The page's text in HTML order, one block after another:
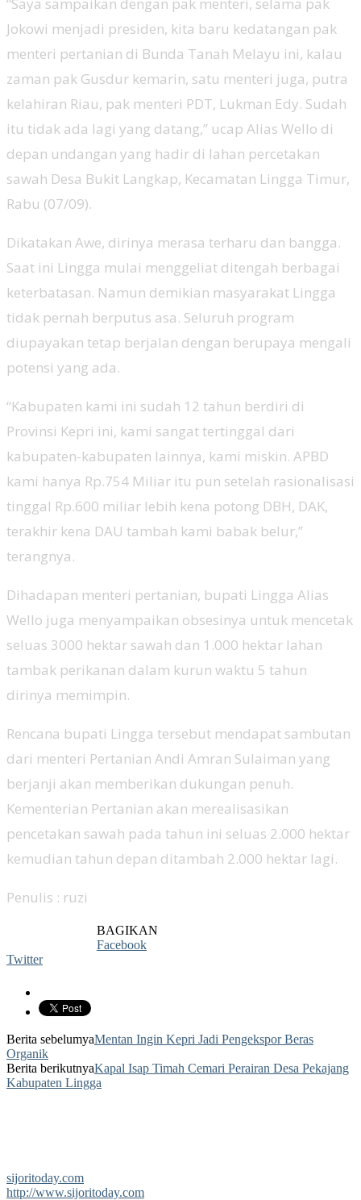
Jokowi menjadi presiden, kita baru kedatangan pak
menteri pertanian di Bunda Tanah Melayu ini, kalau
zaman pak Gusdur kemarin, satu menteri juga, putra
kelahiran Riau, pak menteri PDT, Lukman Edy. Sudah
itu tidak ada lagi yang datang,” ucap Alias Wello di
depan undangan yang hadir di lahan percetakan
sawah Desa Bukit Langkap, Kecamatan Lingga Timur,
Rabu (07/09).
Dikatakan Awe, dirinya merasa terharu dan bangga.
Saat ini Lingga mulai menggeliat ditengah berbagai
keterbatasan. Namun demikian masyarakat Lingga
tidak pernah berputus asa. Seluruh program
diupayakan tetap berjalan dengan berupaya mengali
potensi yang ada.
“Kabupaten kami ini sudah 12 tahun berdiri di
Provinsi Kepri ini, kami sangat tertinggal dari
kabupaten-kabupaten lainnya, kami miskin. APBD
kami hanya Rp.754 Miliar itu pun setelah rasionalisasi
tinggal Rp.600 miliar lebih kena potong DBH, DAK,
terakhir kena DAU tambah kami babak belur,”
terangnya.
Dihadapan menteri pertanian, bupati Lingga Alias
Wello juga menyampaikan obsesinya untuk mencetak
seluas 3000 hektar sawah dan 1.000 hektar lahan
tambak perikanan dalam kurun waktu 5 tahun
dirinya memimpin.
Rencana bupati Lingga tersebut mendapat sambutan
dari menteri Pertanian Andi Amran Sulaiman yang
berjanji akan memberikan dukungan penuh.
Kementerian Pertanian akan merealisasikan
pencetakan sawah pada tahun ini seluas 2.000 hektar
kemudian tahun depan ditambah 2.000 hektar lagi.
Penulis : ruzi
BAGIKAN
Facebook
Twitter
Berita sebelumyaMentan Ingin Kepri Jadi Pengekspor Beras
Organik
Berita berikutnyaKapal Isap Timah Cemari Perairan Desa Pekajang
Kabupaten Lingga
sijoritoday.com
http://www.sijoritoday.com